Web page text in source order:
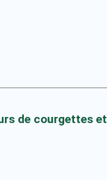
de courgettes et